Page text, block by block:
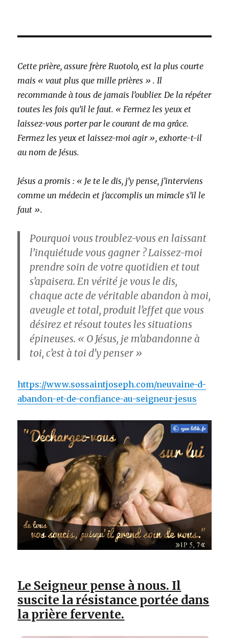
Cette prière, assure frère Ruotolo, est la plus courte
mais « vaut plus que mille prières » . Il
recommande à tous de jamais l’oublier. De la répéter
toutes les fois qu’il le faut. « Fermez les yeux et
laissez-vous porter par le courant de ma grâce.
Fermez les yeux et laissez-moi agir », exhorte-t-il
au nom de Jésus.
Jésus a promis : « Je te le dis, j’y pense, j’interviens
comme un médecin et j’accomplis un miracle s’il le
faut ».
Pourquoi vous troublez-vous en laissant
l’inquiétude vous gagner ? Laissez-moi
prendre soin de votre quotidien et tout
s’apaisera. En vérité je vous le dis,
chaque acte de véritable abandon à moi,
aveugle et total, produit l’effet que vous
désirez et résout toutes les situations
épineuses. « O Jésus, je m’abandonne à
toi, c’est à toi d’y penser »
https://www.sossaintjoseph.com/neuvaine-d-
abandon-et-de-confiance-au-seigneur-jesus
Le Seigneur pense à nous. Il
suscite la résistance portée dans
la prière fervente.